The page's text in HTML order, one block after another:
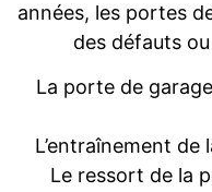
années, les portes
des défauts
La porte de
L’entraînement
Le ressort de la